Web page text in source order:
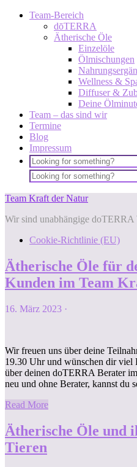
Team-Bereich
dōTERRA
Ätherische Öle
Einzelöle
Ölmischungen
Wellness &
Diffuser &
Deine
Team – das sind wir
Termine
Blog
Impressum
Team Kraft der Natur
Wir sind unabhängige doTERRA
Cookie-Richtlinie (EU)
Ätherische Öle für
Kunden im Team
16. März 2023 ·
Wir freuen uns über deine
19.30 Uhr und wünschen dir viel
über deinen doTERRA Berater
neu und ohne Berater, kannst du
Read More
Ätherische Öle und
Tieren